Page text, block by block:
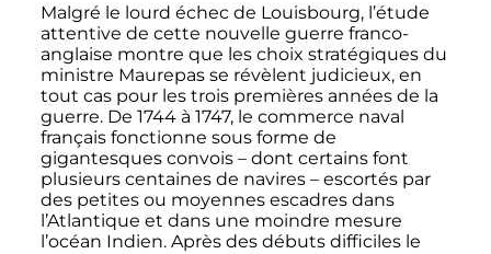
Malgré le lourd échec de Louisbourg, l’étude
attentive de cette nouvelle guerre franco-
anglaise montre que les choix stratégiques du
ministre Maurepas se révèlent judicieux, en
tout cas pour les trois premières années de la
guerre. De 1744 à 1747, le commerce naval
français fonctionne sous forme de
gigantesques convois – dont certains font
plusieurs centaines de navires – escortés par
des petites ou moyennes escadres dans
l’Atlantique et dans une moindre mesure
l’océan Indien. Après des débuts difficiles le